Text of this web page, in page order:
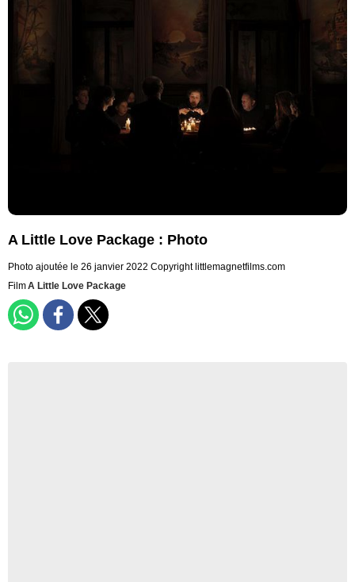
A Little Love Package : Photo
Photo ajoutée le 26 janvier 2022 Copyright littlemagnetfilms.com
FilmA Little Love Package